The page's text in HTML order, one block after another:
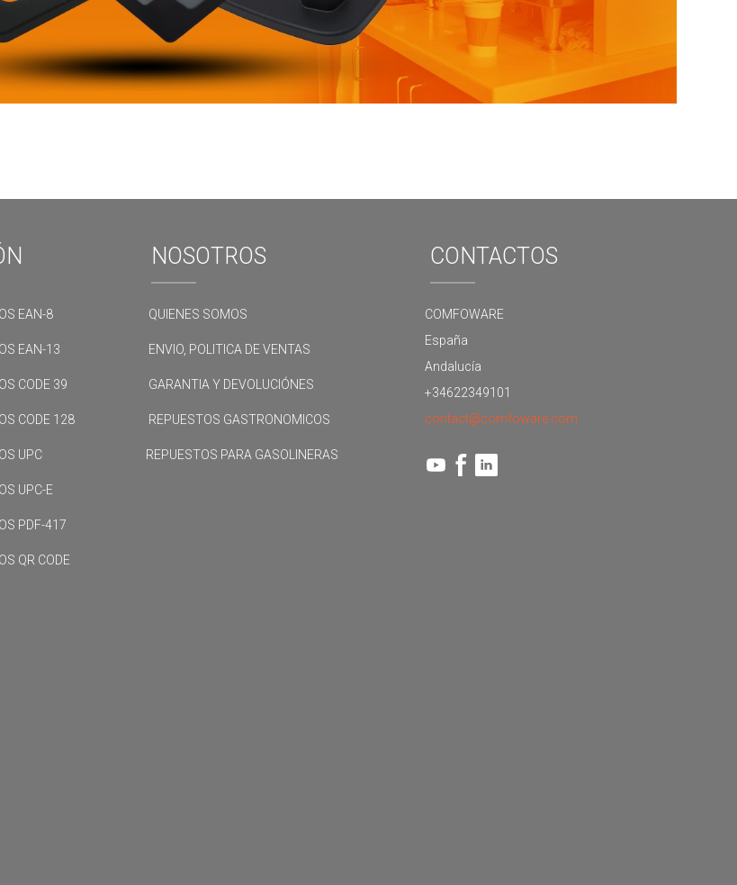
EAN-8
EAN-13
CODE 39
CODE 128
UPC
UPC-E
PDF-417
QR CODE
NOSOTROS
QUIENES SOMOS
ENVIO, POLITICA DE VENTAS
GARANTIA Y DEVOLUCIÓNES
REPUESTOS GASTRONOMICOS
REPUESTOS PARA GASOLINERAS
CONTACTOS
COMFOWARE
España
Andalucía
+34622349101
contact@comfoware.com